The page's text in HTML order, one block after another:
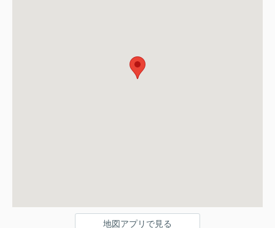
地図アプリで見る